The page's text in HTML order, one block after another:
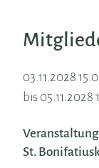
03.11.2028
bis 05.11.2028
St.